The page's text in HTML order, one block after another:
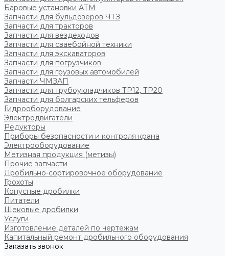
Баровые установки АТМ
Запчасти для бульдозеров ЧТЗ
Запчасти для тракторов
Запчасти для вездеходов
Запчасти для сваебойной техники
Запчасти для экскаваторов
Запчасти для погрузчиков
Запчасти для грузовых автомобилей
Запчасти ЧМЗАП
Запчасти для трубоукладчиков ТР12, ТР20
Запчасти для болгарских тельферов
Гидрооборудование
Электродвигатели
Редукторы
Приборы безопасности и контроля крана
Электрооборудование
Метизная продукция (метизы)
Прочие запчасти
Дробильно-сортировочное оборудование
Грохоты
Конусные дробилки
Питатели
Щековые дробилки
Услуги
Изготовление деталей по чертежам
Капитальный ремонт дробильного оборудования
Заказать звонок